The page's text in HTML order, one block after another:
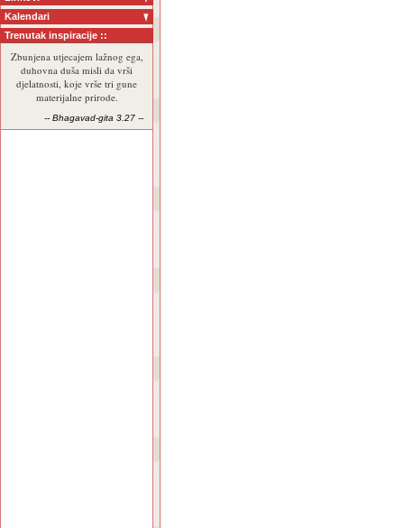
Kalendari
Trenutak inspiracije ::
Zbunjena utjecajem lažnog ega,
duhovna duša misli da vrši
djelatnosti, koje vrše tri gune
materijalne prirode.
-- Bhagavad-gita 3.27 --